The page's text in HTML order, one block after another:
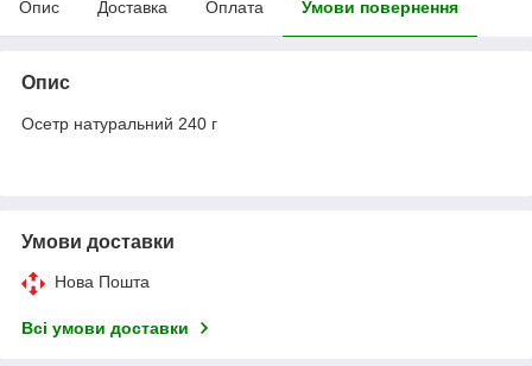
Опис Доставка Оплата Умови повернення
Опис
Осетр натуральний 240 г
Умови доставки
Нова Пошта
Всі умови доставки